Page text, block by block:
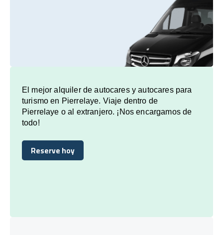
El mejor alquiler de autocares y autocares para
turismo en Pierrelaye. Viaje dentro de
Pierrelaye o al extranjero. ¡Nos encargamos de
todo!
Reserve hoy
Reserve hoy